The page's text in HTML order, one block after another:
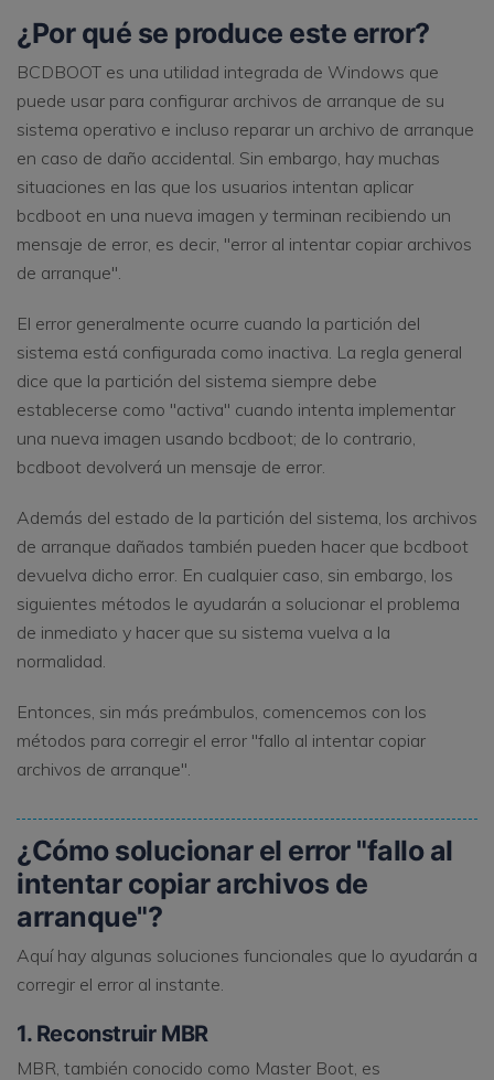
¿Por qué se produce este error?
BCDBOOT es una utilidad integrada de Windows que
puede usar para configurar archivos de arranque de su
sistema operativo e incluso reparar un archivo de arranque
en caso de daño accidental. Sin embargo, hay muchas
situaciones en las que los usuarios intentan aplicar
bcdboot en una nueva imagen y terminan recibiendo un
mensaje de error, es decir, "error al intentar copiar archivos
de arranque".
El error generalmente ocurre cuando la partición del
sistema está configurada como inactiva. La regla general
dice que la partición del sistema siempre debe
establecerse como "activa" cuando intenta implementar
una nueva imagen usando bcdboot; de lo contrario,
bcdboot devolverá un mensaje de error.
Además del estado de la partición del sistema, los archivos
de arranque dañados también pueden hacer que bcdboot
devuelva dicho error. En cualquier caso, sin embargo, los
siguientes métodos le ayudarán a solucionar el problema
de inmediato y hacer que su sistema vuelva a la
normalidad.
Entonces, sin más preámbulos, comencemos con los
métodos para corregir el error "fallo al intentar copiar
archivos de arranque".
¿Cómo solucionar el error "fallo al
intentar copiar archivos de
arranque"?
Aquí hay algunas soluciones funcionales que lo ayudarán a
corregir el error al instante.
1. Reconstruir MBR
MBR, también conocido como Master Boot, es